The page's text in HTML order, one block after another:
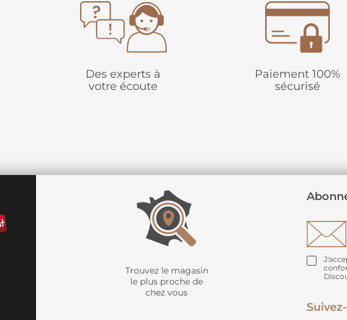
Des experts à
votre écoute
Paiement 100%
sécurisé
Trouvez le magasin
le plus proche de
chez vous